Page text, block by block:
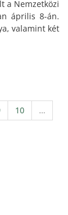
a Nemzetközi
április 8-án.
valamint két
10
…